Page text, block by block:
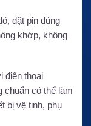
đặt pin đúng
khớp, không
điện thoại
chuẩn có thể làm
bị vệ tinh, phụ